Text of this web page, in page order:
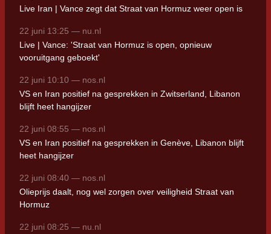
Live Iran | Vance zegt dat Straat van Hormuz weer open is
22 juni 13:25 — nu.nl
Live | Vance: 'Straat van Hormuz is open, opnieuw
vooruitgang geboekt'
22 juni 10:10 — nos.nl
VS en Iran positief na gesprekken in Zwitserland, Libanon
blijft heet hangijzer
22 juni 08:55 — nos.nl
VS en Iran positief na gesprekken in Genève, Libanon blijft
heet hangijzer
22 juni 08:40 — nos.nl
Olieprijs daalt, nog wel zorgen over veiligheid Straat van
Hormuz
22 juni 08:25 — nu.nl